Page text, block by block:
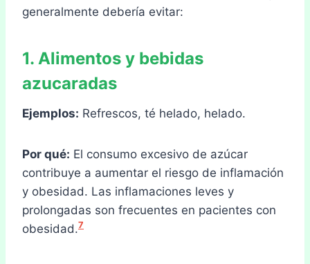
generalmente debería evitar:
1. Alimentos y bebidas
azucaradas
Ejemplos: Refrescos, té helado, helado.
Por qué: El consumo excesivo de azúcar
contribuye a aumentar el riesgo de inflamación
y obesidad. Las inflamaciones leves y
prolongadas son frecuentes en pacientes con
obesidad.7